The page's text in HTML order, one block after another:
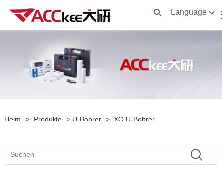
Language
Heim > Produkte > U-Bohrer > XO U-Bohrer